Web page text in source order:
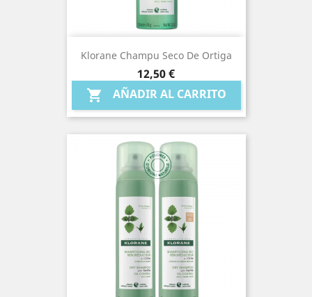
Klorane Champu Seco De Ortiga
Precio
12,50 €
 AÑADIR AL CARRITO